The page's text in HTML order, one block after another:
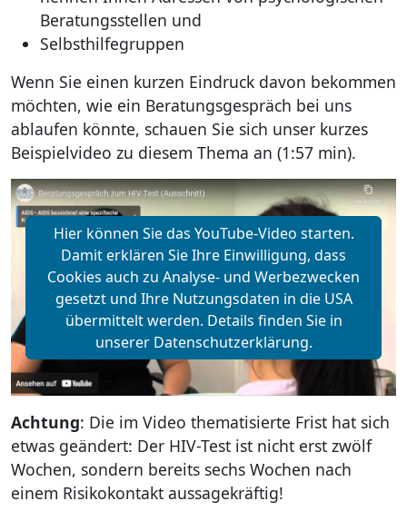
Beratungsstellen und
Selbsthilfegruppen
Wenn Sie einen kurzen Eindruck davon bekommen
möchten, wie ein Beratungsgespräch bei uns
ablaufen könnte, schauen Sie sich unser kurzes
Beispielvideo zu diesem Thema an (1:57 min).
Hier können Sie das YouTube-Video starten.
Damit erklären Sie Ihre Einwilligung, dass
Cookies auch zu Analyse- und Werbezwecken
gesetzt und Ihre Nutzungsdaten in die USA
übermittelt werden. Details finden Sie in
unserer Datenschutzerklärung.
Achtung: Die im Video thematisierte Frist hat sich
etwas geändert: Der HIV-Test ist nicht erst zwölf
Wochen, sondern bereits sechs Wochen nach
einem Risikokontakt aussagekräftig!